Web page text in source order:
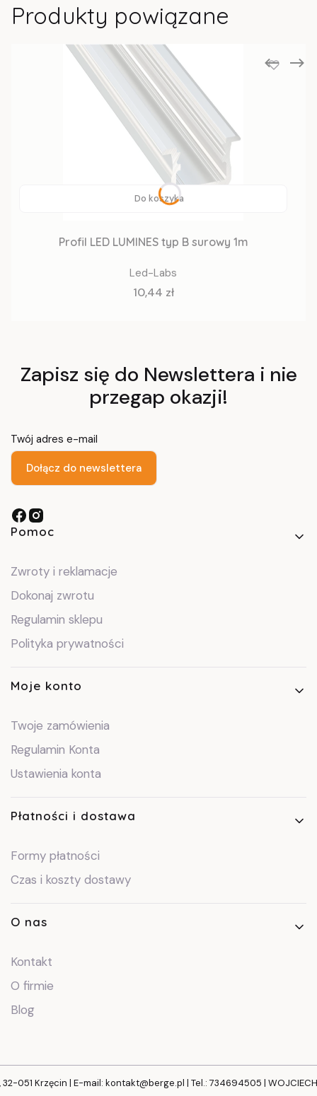
Produkty powiązane
Do koszyka
Profil LED LUMINES typ B surowy 1m
Led-Labs
Cena
10,44 zł
Zapisz się do Newslettera i nie
przegap okazji!
Twój adres e-mail
Dołącz do newslettera
Linki w stopce
Pomoc
Zwroty i reklamacje
Dokonaj zwrotu
Regulamin sklepu
Polityka prywatności
Moje konto
Twoje zamówienia
Regulamin Konta
Ustawienia konta
Płatności i dostawa
Formy płatności
Czas i koszty dostawy
O nas
Kontakt
O firmie
Blog
051 Krzęcin | E-mail: kontakt@berge.pl | Tel.: 734694505 | WOJCIECH